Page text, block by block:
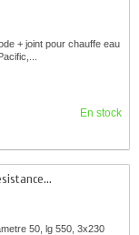
+ joint pour chauffe eau
En stock
50, lg 550, 3x230